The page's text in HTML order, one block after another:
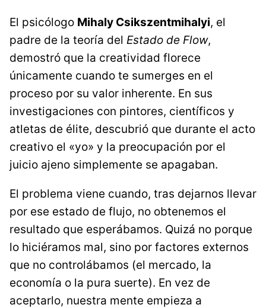
El psicólogo Mihaly Csikszentmihalyi, el
padre de la teoría del Estado de Flow,
demostró que la creatividad florece
únicamente cuando te sumerges en el
proceso por su valor inherente. En sus
investigaciones con pintores, científicos y
atletas de élite, descubrió que durante el acto
creativo el «yo» y la preocupación por el
juicio ajeno simplemente se apagaban.
El problema viene cuando, tras dejarnos llevar
por ese estado de flujo, no obtenemos el
resultado que esperábamos. Quizá no porque
lo hiciéramos mal, sino por factores externos
que no controlábamos (el mercado, la
economía o la pura suerte). En vez de
aceptarlo, nuestra mente empieza a